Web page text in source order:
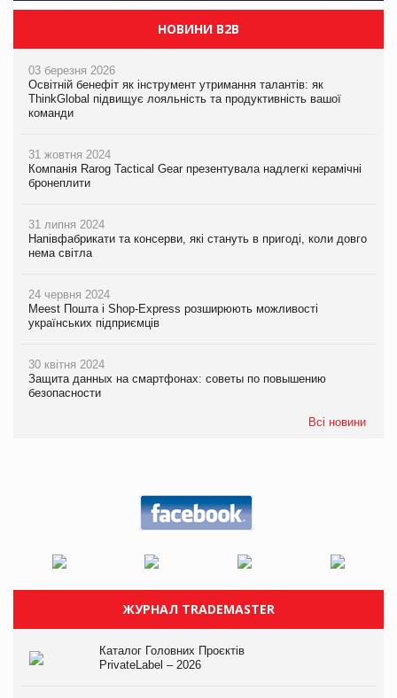
НОВИНИ B2B
03 березня 2026
Освітній бенефіт як інструмент утримання талантів: як
ThinkGlobal підвищує лояльність та продуктивність вашої
команди
31 жовтня 2024
Компанія Rarog Tactical Gear презентувала надлегкі керамічні
бронеплити
31 липня 2024
Напівфабрикати та консерви, які стануть в пригоді, коли довго
нема світла
24 червня 2024
Meest Пошта і Shop-Express розширюють можливості
українських підприємців
30 квітня 2024
Защита данных на смартфонах: советы по повышению
безопасности
Всі новини
ЖУРНАЛ TRADEMASTER
Каталог Головних Проєктів
PrivateLabel – 2026